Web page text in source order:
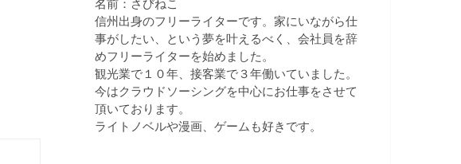
名前：さびねこ
信州出身のフリーライターです。家にいながら仕
事がしたい、という夢を叶えるべく、会社員を辞
めフリーライターを始めました。
観光業で１０年、接客業で３年働いていました。
今はクラウドソーシングを中心にお仕事をさせて
頂いております。
ライトノベルや漫画、ゲームも好きです。